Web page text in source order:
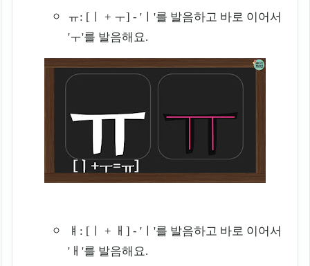
ㅠ: [ㅣ + ㅜ] - 'ㅣ'를 발음하고 바로 이어서
'ㅜ'를 발음해요.
ㅒ: [ㅣ + ㅐ] - 'ㅣ'를 발음하고 바로 이어서
'ㅐ'를 발음해요.